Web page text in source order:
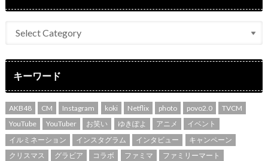
キーワード
AKB48 CM Instagram koki Netflix photo povo2.0
TVCM
YouTube
YouTuber お笑い ゆきぽよ アニメ
イベント
イルミネーション
インスタグラム インタビュー
キャンペーン
クリスマス
グラビア コラボ ファミマ
ファミリーマート